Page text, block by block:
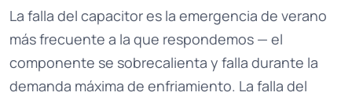
La falla del capacitor es la emergencia de verano
más frecuente a la que respondemos — el
componente se sobrecalienta y falla durante la
demanda máxima de enfriamiento. La falla del